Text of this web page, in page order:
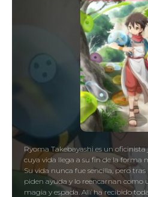
Ryoma Takebayashi es un
cuya vida llega a su fin de la forma
Su vida nunca fue sencilla, pero
piden ayuda y lo reencarnan
magia y espada. Allí ha recibido